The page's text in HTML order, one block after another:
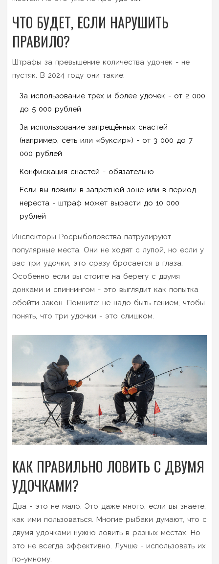
ЧТО БУДЕТ, ЕСЛИ НАРУШИТЬ
ПРАВИЛО?
Штрафы за превышение количества удочек - не
пустяк. В 2024 году они такие:
За использование трёх и более удочек - от 2 000
до 5 000 рублей
За использование запрещённых снастей
(например, сеть или «буксир») - от 3 000 до 7
000 рублей
Конфискация снастей - обязательно
Если вы ловили в запретной зоне или в период
нереста - штраф может вырасти до 10 000
рублей
Инспекторы Росрыболовства патрулируют
популярные места. Они не ходят с лупой, но если у
вас три удочки, это сразу бросается в глаза.
Особенно если вы стоите на берегу с двумя
донками и спиннингом - это выглядит как попытка
обойти закон. Помните: не надо быть гением, чтобы
понять, что три удочки - это слишком.
КАК ПРАВИЛЬНО ЛОВИТЬ С ДВУМЯ
УДОЧКАМИ?
Два - это не мало. Это даже много, если вы знаете,
как ими пользоваться. Многие рыбаки думают, что с
двумя удочками нужно ловить в разных местах. Но
это не всегда эффективно. Лучше - использовать их
по-умному.